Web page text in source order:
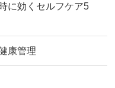
に効くセルフケア5
康管理